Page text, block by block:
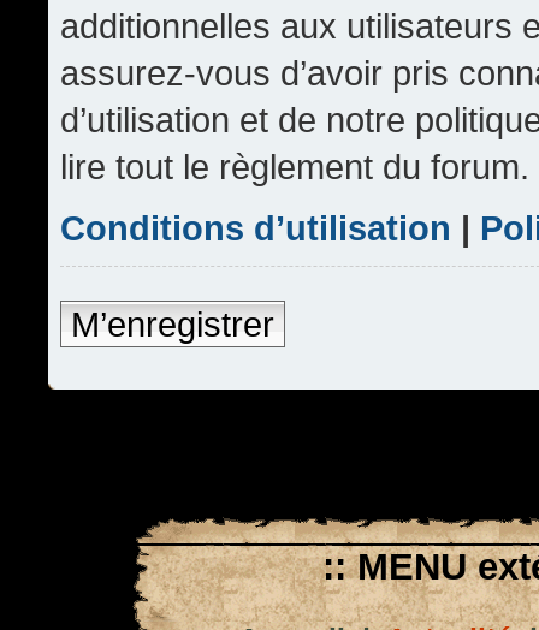
additionnelles aux utilisateurs
assurez-vous d’avoir pris
d’utilisation et de notre
lire tout le règlement du forum.
Conditions d’utilisation |
M’enregistrer
:: MENU